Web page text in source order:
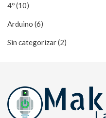
4º (10)
Arduino (6)
Sin categorizar (2)